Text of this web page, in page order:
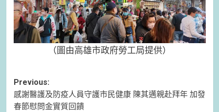
（圖由高雄市政府勞工局提供）
Post
navigation
Previous:
感謝醫護及防疫人員守護市民健康 陳其邁親赴拜年 加發
春節慰問金實質回饋